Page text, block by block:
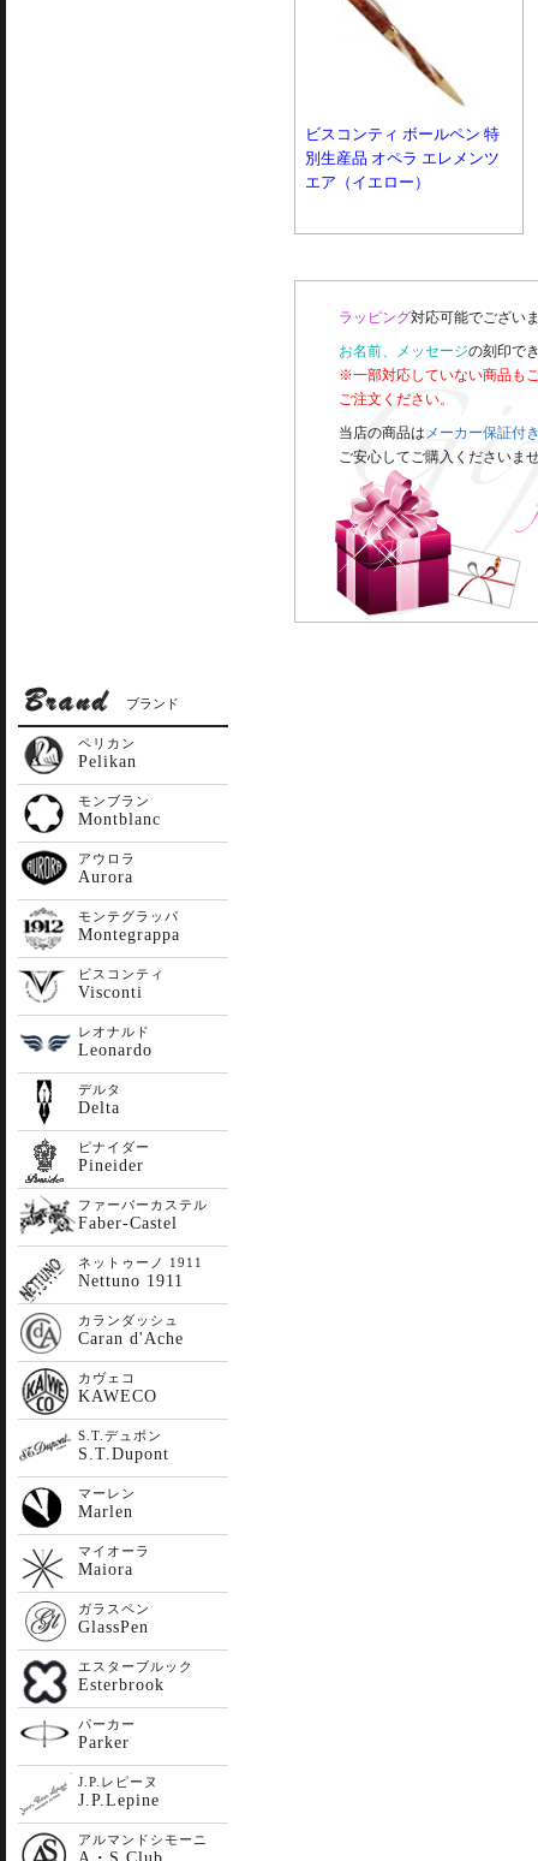
ビスコンティ ボールペン 特
別生産品 オペラ エレメンツ
エア（イエロー）
ラッピング対応可能でござい
お名前、メッセージの刻印で
※一部対応していない商品も
ご注文ください。
当店の商品は メーカー保証付
ご安心してご購入くださいま
ブランド
ペリカン
Pelikan
モンブラン
Montblanc
アウロラ
Aurora
モンテグラッパ
Montegrappa
ビスコンティ
Visconti
レオナルド
Leonardo
デルタ
Delta
ピナイダー
Pineider
ファーバーカステル
Faber-Castel
ネットゥーノ 1911
Nettuno 1911
カランダッシュ
Caran d'Ache
カヴェコ
KAWECO
S.T.デュポン
S.T.Dupont
マーレン
Marlen
マイオーラ
Maiora
ガラスペン
GlassPen
エスターブルック
Esterbrook
パーカー
Parker
J.P.レピーヌ
J.P.Lepine
アルマンドシモーニ